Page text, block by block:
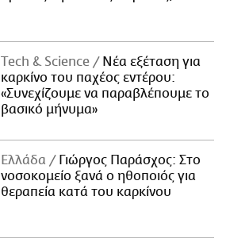
Τech & Science
Νέα εξέταση για
καρκίνο του παχέος εντέρου:
«Συνεχίζουμε να παραβλέπουμε το
βασικό μήνυμα»
Ελλάδα
Γιώργος Παράσχος: Στο
νοσοκομείο ξανά ο ηθοποιός για
θεραπεία κατά του καρκίνου